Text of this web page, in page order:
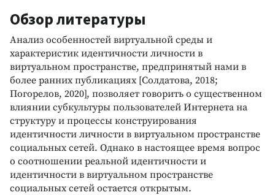
Обзор литературы
Анализ особенностей виртуальной среды и
характеристик идентичности личности в
виртуальном пространстве, предпринятый нами в
более ранних публикациях [Солдатова, 2018;
Погорелов, 2020], позволяет говорить о существенном
влиянии субкультуры пользователей Интернета на
структуру и процессы конструирования
идентичности личности в виртуальном пространстве
социальных сетей. Однако в настоящее время вопрос
о соотношении реальной идентичности и
идентичности в виртуальном пространстве
социальных сетей остается открытым.